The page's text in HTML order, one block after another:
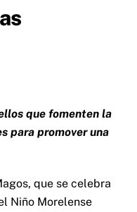
que fomenten la
para promover una
que se celebra
Niño Morelense